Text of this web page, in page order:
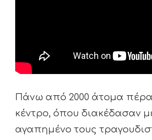
Πάνω από 2000 άτομα
κέντρο, όπου διακέδασαν
αγαπημένο τους